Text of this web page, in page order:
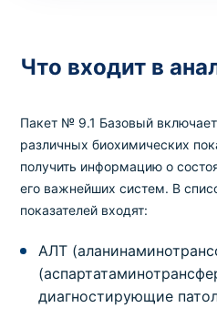
Что входит в
Пакет № 9.1 Базовый
различных биохимических
получить информацию о
его важнейших систем. В
показателей входят:
АЛТ
диагностирующие